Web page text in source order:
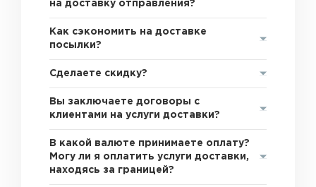
на доставку отправления?
Как сэкономить на доставке
посылки?
Сделаете скидку?
Вы заключаете договоры с
клиентами на услуги доставки?
В какой валюте принимаете оплату?
Могу ли я оплатить услуги доставки,
находясь за границей?